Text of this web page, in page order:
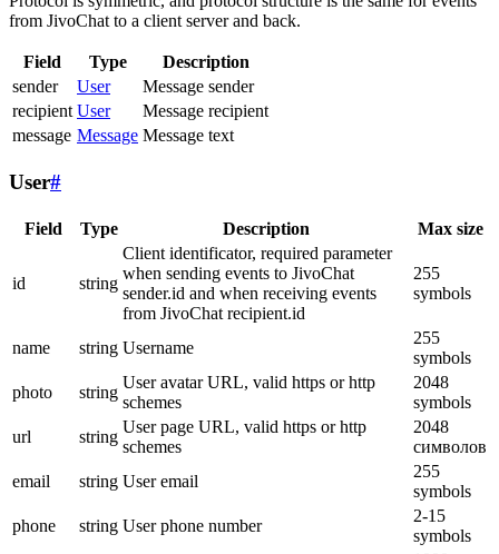
from JivoChat to a client server and back.
Field Type
Description
sender
User
Message sender
recipient User
Message recipient
message Message Message text
User#
Field Type Description Max size
id string
Client identificator, required parameter
when sending events to JivoChat
sender.id and when receiving events
from JivoChat recipient.id
255
symbols
name string Username
255
symbols
photo
string
User avatar URL, valid https or http
schemes
2048
symbols
url
string
User page URL, valid https or http
schemes
2048
символов
email
string User email
255
symbols
phone
string User phone number
2-15
symbols